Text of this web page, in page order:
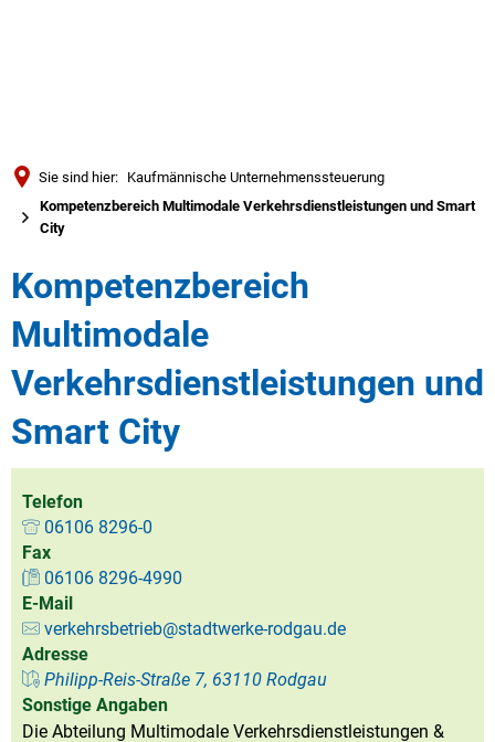
Português
Sie sind hier: Kaufmännische Unternehmenssteuerung
Kompetenzbereich Multimodale Verkehrsdienstleistungen und Smart
City
Kompetenzbereich
Multimodale
Verkehrsdienstleistungen und
Smart City
Telefon
06106 8296-0
Fax
06106 8296-4990
E-Mail
verkehrsbetrieb@stadtwerke-rodgau.de
Adresse
Philipp-Reis-Straße 7, 63110 Rodgau
Sonstige Angaben
Die Abteilung Multimodale Verkehrsdienstleistungen &